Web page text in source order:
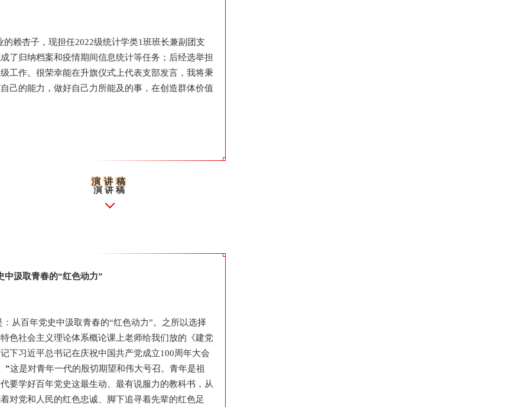
赖杏子，现担任2022级统计学类1班班长兼副团支
了归纳档案和疫情期间信息统计等任务；后经选举担
工作。很荣幸能在升旗仪式上代表支部发言，我将秉
己的能力，做好自己力所能及的事，在创造群体价值
演讲稿
演讲稿
中汲取青春的“红色动力”
从百年党史中汲取青春的“红色动力”。之所以选择
色社会主义理论体系概论课上老师给我们放的《建党
下习近平总书记在庆祝中国共产党成立100周年大会
”这是对青年一代的殷切期望和伟大号召。青年是祖
要学好百年党史这最生动、最有说服力的教科书，从
对党和人民的红色忠诚、脚下追寻着先辈的红色足